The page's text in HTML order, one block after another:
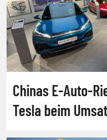
Chinas E-Auto-
Tesla beim